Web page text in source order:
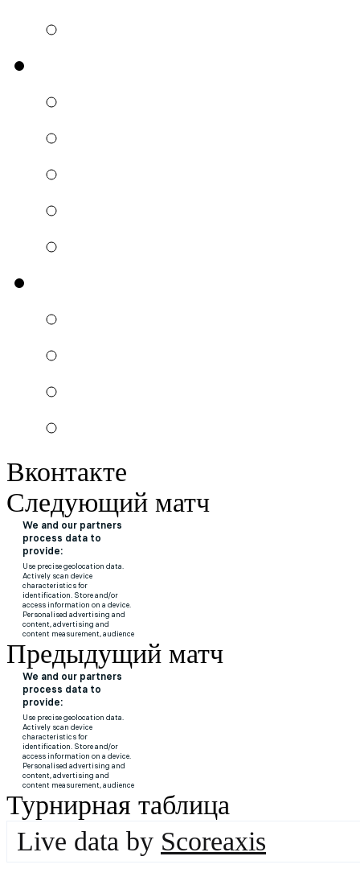
Вконтакте
Следующий матч
Предыдущий матч
Турнирная таблица
Live data by Scoreaxis